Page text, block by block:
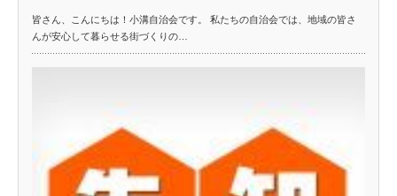
皆さん、こんにちは！小溝自治会です。 私たちの自治会では、地域の皆さ
んが安心して暮らせる街づくりの…